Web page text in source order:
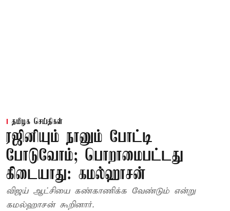
தமிழக செய்திகள்
ரஜினியும் நானும் போட்டி
போடுவோம்; பொறாமைபட்டது
கிடையாது: கமல்ஹாசன்
விஜய் ஆட்சியை கண்காணிக்க வேண்டும் என்று
கமல்ஹாசன் கூறினார்.